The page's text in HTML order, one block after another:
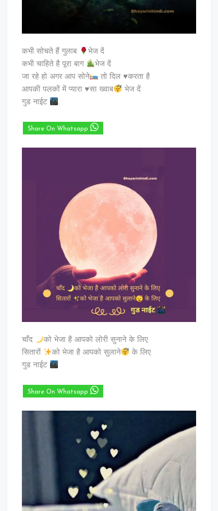
कभी सोचते हैं गुलाब
भेज दें
कभी चाहिते है पूरा बाग
भेज दें
जा रहे हो अगर आप सोने
तो दिल ♥️करता है
आपकी पलकों में प्यारा ♥️सा ख्वाब
भेज दें
गुड नाईट
.
Share On Whatsapp
चाँद
को भेजा है आपको लोरी सुनाने के लिए
सितारों
को भेजा है आपको सुलाने
के लिए
गुड नाईट
Share On Whatsapp